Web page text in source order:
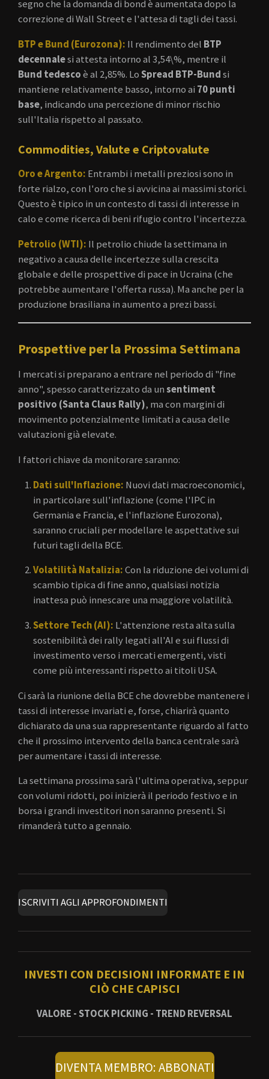
segno che la domanda di bond è aumentata dopo la
correzione di Wall Street e l'attesa di tagli dei tassi.
BTP e Bund (Eurozona): Il rendimento del BTP
decennalesi attesta intorno al3,54\%, mentre il
Bund tedescoè al 2,85%. LoSpread BTP-Bundsi
mantiene relativamente basso, intorno ai 70 punti
base, indicando una percezione di minor rischio
sull'Italia rispetto al passato.
Commodities, Valute e Criptovalute
Oro e Argento: Entrambi i metalli preziosi sono in
forte rialzo, con l'oro che si avvicina ai massimi storici.
Questo è tipico in un contesto di tassi di interesse in
calo e come ricerca di beni rifugio contro l'incertezza.
Petrolio (WTI): Il petrolio chiude la settimana in
negativo a causa delle incertezze sulla crescita
globale e delle prospettive di pace in Ucraina (che
potrebbe aumentare l'offerta russa). Ma anche per la
produzione brasiliana in aumento a prezi bassi.
Prospettive per la Prossima Settimana
I mercati si preparano a entrare nel periodo di "fine
anno", spesso caratterizzato da unsentiment
positivo (Santa Claus Rally), ma con margini di
movimento potenzialmente limitati a causa delle
valutazioni già elevate.
I fattori chiave da monitorare saranno:
Dati sull'Inflazione: Nuovi dati macroeconomici,
in particolare sull'inflazione (come l'IPC in
Germania e Francia, e l'inflazione Eurozona),
saranno cruciali per modellare le aspettative sui
futuri tagli della BCE.
Volatilità Natalizia:Con la riduzione dei volumi di
scambio tipica di fine anno, qualsiasi notizia
inattesa può innescare una maggiore volatilità.
Settore Tech (AI): L'attenzione resta alta sulla
sostenibilità dei rally legati all'AI e sui flussi di
investimento verso i mercati emergenti, visti
come più interessanti rispetto ai titoli USA.
Ci sarà la riunione della BCE che dovrebbe mantenere i
tassi di interesse invariati e, forse, chiarirà quanto
dichiarato da una sua rappresentante riguardo al fatto
che il prossimo intervento della banca centrale sarà
per aumentare i tassi di interesse.
La settimana prossima sarà l'ultima operativa, seppur
con volumi ridotti, poi inizierà il periodo festivo e in
borsa i grandi investitori non saranno presenti. Si
rimanderà tutto a gennaio.
ISCRIVITI AGLI APPROFONDIMENTI
INVESTI CON DECISIONI INFORMATE E IN
CIÒ CHE CAPISCI
VALORE - STOCK PICKING - TREND REVERSAL
DIVENTA MEMBRO: ABBONATI